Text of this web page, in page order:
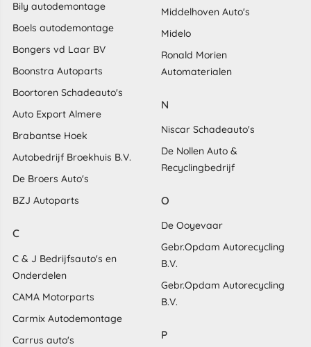
Bily autodemontage
Boels autodemontage
Bongers vd Laar BV
Boonstra Autoparts
Boortoren Schadeauto's
Auto Export Almere
Brabantse Hoek
Autobedrijf Broekhuis B.V.
De Broers Auto's
BZJ Autoparts
C
C & J Bedrijfsauto's en
Onderdelen
CAMA Motorparts
Carmix Autodemontage
Carrus auto's
Middelhoven Auto's
Midelo
Ronald Morien
Automaterialen
N
Niscar Schadeauto's
De Nollen Auto &
Recyclingbedrijf
O
De Ooyevaar
Gebr.Opdam Autorecycling
B.V.
Gebr.Opdam Autorecycling
B.V.
P